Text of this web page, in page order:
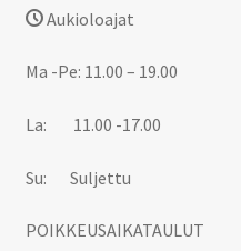
Aukioloajat
Ma -Pe: 11.00 – 19.00
La: 11.00 -17.00
Su: Suljettu
POIKKEUSAIKATAULUT